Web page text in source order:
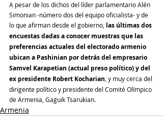
A pesar de los dichos del líder parlamentario Alén
Simonian -número dos del equipo oficialista- y de
lo que afirman desde el gobierno, las últimas dos
encuestas dadas a conocer muestras que las
preferencias actuales del electorado armenio
ubican a Pashinian por detrás del empresario
Samvel Karapetian (actual preso político) y del
ex presidente Robert Kocharian, y muy cerca del
dirigente político y presidente del Comité Olímpico
de Armenia, Gaguik Tsarukian.
Armenia